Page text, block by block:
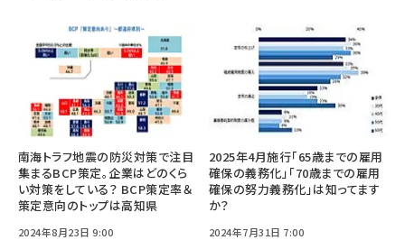
南海トラフ地震の防災対策で注目
集まるBCP策定。企業はどのくら
い対策をしている？ BCP策定率＆
策定意向のトップは高知県
2024年8月23日 9:00
2025年4月施行「65歳までの雇用
確保の義務化」「70歳までの雇用
確保の努力義務化」は知ってます
か？
2024年7月31日 7:00